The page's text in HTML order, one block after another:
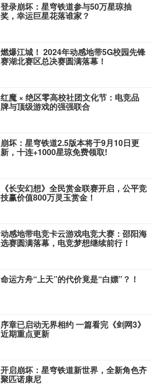
登录崩坏：星穹铁道参与50万星琼抽
奖，幸运巨星花落谁家？
燃爆江城！ 2024年动感地带5G校园先锋
赛湖北赛区总决赛圆满落幕！
红魔 × 绝区零高校社团文化节：电竞品
牌与顶级游戏的强强联合
崩坏：星穹铁道2.5版本将于9月10日更
新，十连+1000星琼免费领取!
《长安幻想》全民赏金联赛开启，公平竞
技赢价值800万灵玉赏金！
动感地带电竞卡云游戏电竞大赛：邵阳海
选赛圆满落幕，电竞梦想继续前行！
命运方舟“上天”的代价竟是“白嫖”？！
序章已启动无界相约 一篇看完《剑网3》
近期重点更新
开启崩坏：星穹铁道新世界，全新角色齐
聚匹诺康尼